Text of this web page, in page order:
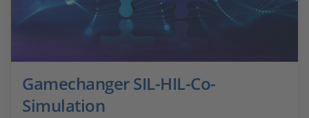
Gamechanger SIL-HIL-Co-
Simulation